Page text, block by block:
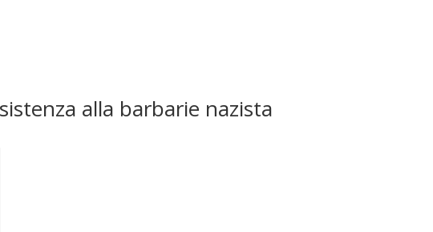
alla barbarie nazista